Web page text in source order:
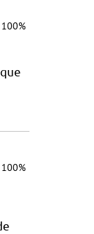
100%
100%